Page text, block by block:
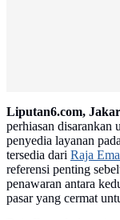
Liputan6.com,
perhiasan disarankan
penyedia layanan
tersedia dari Raja
referensi penting
penawaran antara
pasar yang cermat